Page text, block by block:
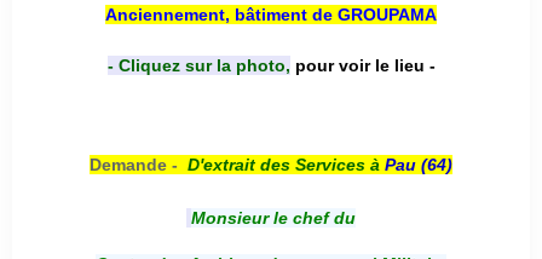
Anciennement, bâtiment de GROUPAMA
- Cliquez sur la photo, pour voir le lieu -
Demande - D'extrait des Services à Pau (64)
Monsieur le chef du